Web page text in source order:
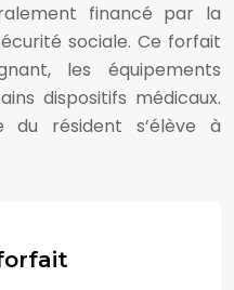
financé par la
sociale. Ce forfait
les équipements
dispositifs médicaux.
du résident s’élève à